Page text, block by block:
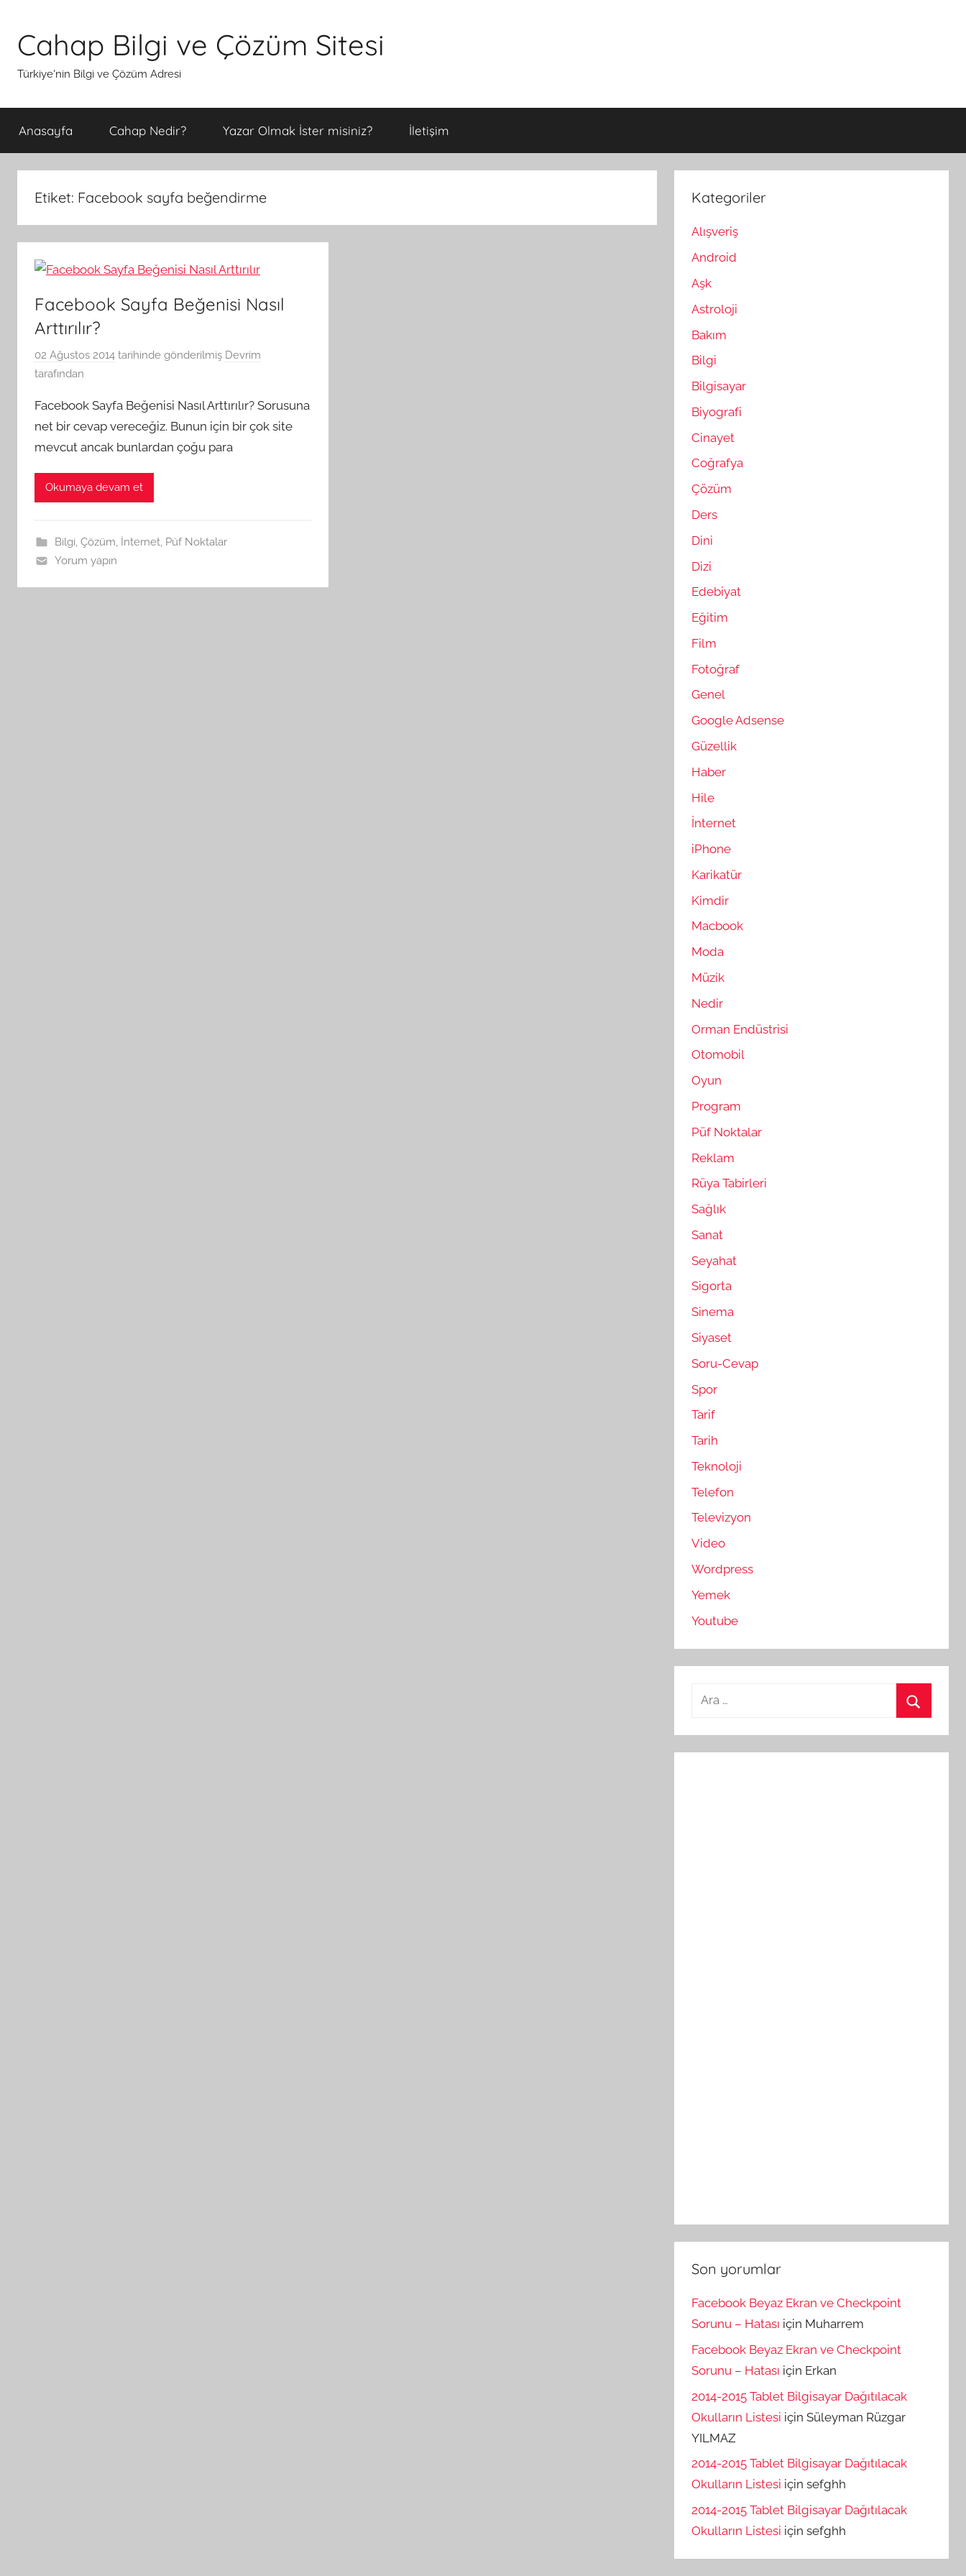
Cahap Bilgi ve Çözüm Sitesi
Türkiye'nin Bilgi ve Çözüm Adresi
Anasayfa Cahap Nedir? Yazar Olmak İster misiniz? İletişim
Etiket: Facebook sayfa beğendirme
Facebook Sayfa Beğenisi Nasıl
Arttırılır?
02 Ağustos 2014 tarihinde gönderilmiş Devrim
tarafından
Facebook Sayfa Beğenisi Nasıl Arttırılır? Sorusuna
net bir cevap vereceğiz. Bunun için bir çok site
mevcut ancak bunlardan çoğu para
Okumaya devam et
Bilgi, Çözüm, İnternet, Püf Noktalar
Yorum yapın
Kategoriler
Alışveriş
Android
Aşk
Astroloji
Bakım
Bilgi
Bilgisayar
Biyografi
Cinayet
Coğrafya
Çözüm
Ders
Dini
Dizi
Edebiyat
Eğitim
Film
Fotoğraf
Genel
Google Adsense
Güzellik
Haber
Hile
İnternet
iPhone
Karikatür
Kimdir
Macbook
Moda
Müzik
Nedir
Orman Endüstrisi
Otomobil
Oyun
Program
Püf Noktalar
Reklam
Rüya Tabirleri
Sağlık
Sanat
Seyahat
Sigorta
Sinema
Siyaset
Soru-Cevap
Spor
Tarif
Tarih
Teknoloji
Telefon
Televizyon
Video
Wordpress
Yemek
Youtube
Arama:
Son yorumlar
Facebook Beyaz Ekran ve Checkpoint
Sorunu – Hatası için Muharrem
Facebook Beyaz Ekran ve Checkpoint
Sorunu – Hatası için Erkan
2014-2015 Tablet Bilgisayar Dağıtılacak
Okulların Listesi içinSüleyman Rüzgar
YILMAZ
2014-2015 Tablet Bilgisayar Dağıtılacak
Okulların Listesi içinsefghh
2014-2015 Tablet Bilgisayar Dağıtılacak
Okulların Listesi içinsefghh